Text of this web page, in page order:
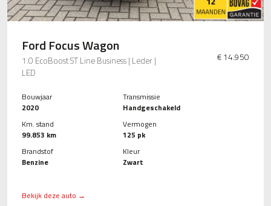
Ford Focus Wagon
1.0 EcoBoost ST Line Business | Leder |
LED
€ 14.950
Bouwjaar
2020
Km. stand
99.853 km
Brandstof
Benzine
Transmissie
Handgeschakeld
Vermogen
125 pk
Kleur
Zwart
Bekijk deze auto →